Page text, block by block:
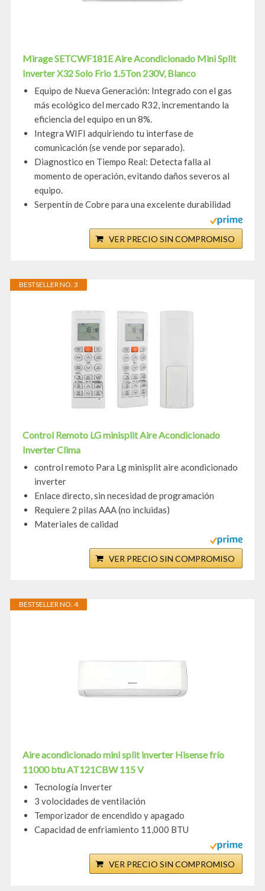
Mirage SETCWF181E Aire Acondicionado Mini Split
Inverter X32 Solo Frio 1.5Ton 230V, Blanco
Equipo de Nueva Generación: Integrado con el gas
más ecológico del mercado R32, incrementando la
eficiencia del equipo en un 8%.
Integra WIFI adquiriendo tu interfase de
comunicación (se vende por separado).
Diagnostico en Tiempo Real: Detecta falla al
momento de operación, evitando daños severos al
equipo.
Serpentín de Cobre para una excelente durabilidad
VER PRECIO SIN COMPROMISO
BESTSELLER NO. 3
Control Remoto LG minisplit Aire Acondicionado
Inverter Clima
control remoto Para Lg minisplit aire acondicionado
inverter
Enlace directo, sin necesidad de programación
Requiere 2 pilas AAA (no incluidas)
Materiales de calidad
VER PRECIO SIN COMPROMISO
BESTSELLER NO. 4
Aire acondicionado mini split inverter Hisense frío
11000 btu AT121CBW 115 V
Tecnología Inverter
3 volocidades de ventilación
Temporizador de encendido y apagado
Capacidad de enfriamiento 11,000 BTU
VER PRECIO SIN COMPROMISO